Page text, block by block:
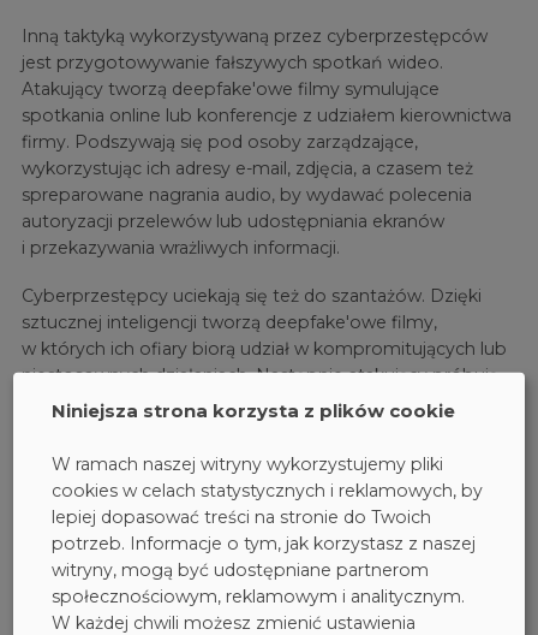
Inną taktyką wykorzystywaną przez cyberprzestępców
jest przygotowywanie fałszywych spotkań wideo.
Atakujący tworzą deepfake'owe filmy symulujące
spotkania online lub konferencje z udziałem kierownictwa
firmy. Podszywają się pod osoby zarządzające,
wykorzystując ich adresy e-mail, zdjęcia, a czasem też
spreparowane nagrania audio, by wydawać polecenia
autoryzacji przelewów lub udostępniania ekranów
i przekazywania wrażliwych informacji.
Cyberprzestępcy uciekają się też do szantażów. Dzięki
sztucznej inteligencji tworzą deepfake'owe filmy,
w których ich ofiary biorą udział w kompromitujących lub
niestosownych działaniach. Następnie atakujący próbują
wymusić zapłatę okupu w zamian za niepublikowanie
4. Lokalizacja treści
Wiele ataków e-mailowych jest tworzonych przez osoby,
które nie znają języka swojej ofiary. W przeszłości
prowadziło to do powstawania charakterystycznych
błędów gramatycznych, które były sygnałami
Niniejsza strona korzysta z plików cookie
W ramach naszej witryny wykorzystujemy pliki
cookies w celach statystycznych i reklamowych, by
lepiej dopasować treści na stronie do Twoich
potrzeb. Informacje o tym, jak korzystasz z naszej
witryny, mogą być udostępniane partnerom
społecznościowym, reklamowym i analitycznym.
W każdej chwili możesz zmienić ustawienia